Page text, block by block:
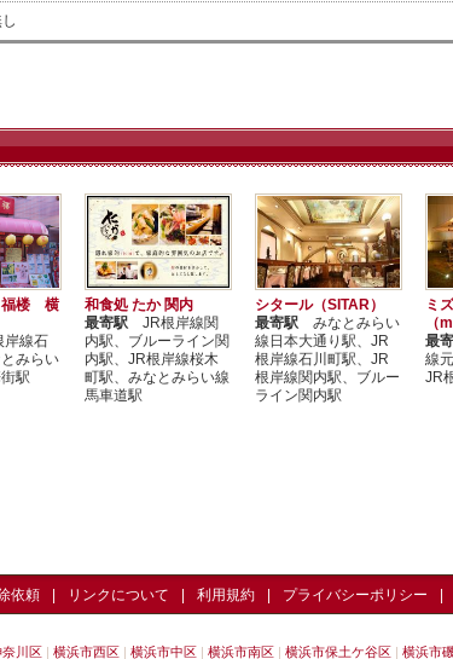
福楼 横
線石
みらい
駅
和食処 たか 関内
最寄駅 JR根岸線関
内駅、ブルーライン関
内駅、JR根岸線桜木
町駅、みなとみらい線
馬車道駅
シタール（SITAR）
最寄駅 みなとみらい
線日本大通り駅、JR
根岸線石川町駅、JR
根岸線関内駅、ブルー
ライン関内駅
ミ
（
最
線
JR
依頼 リンクについて 利用規約 プライバシーポリシー
川区 横浜市西区 横浜市中区 横浜市南区 横浜市保土ケ谷区 横浜市